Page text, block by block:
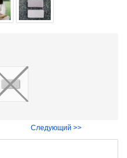
Следующий >>